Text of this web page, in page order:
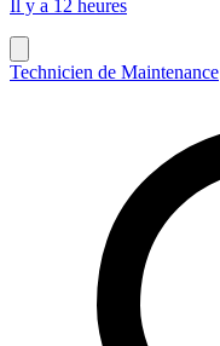
Il y a 12 heures
Technicien de Maintenance